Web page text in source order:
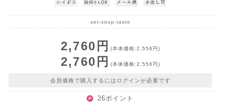
set-soup-taste
2,760円 (本体価格:2,556円)
2,760円 (本体価格:2,556円)
会員価格で購入するにはログインが必要です
26ポイント